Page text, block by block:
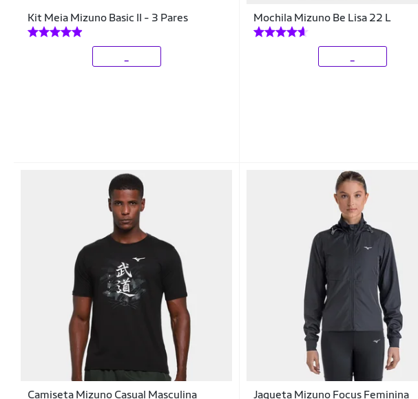
Kit Meia Mizuno Basic II - 3 Pares Mochila Mizuno Be Lisa 22 L
Camiseta Mizuno Casual Masculina Jaqueta Mizuno Focus Feminina